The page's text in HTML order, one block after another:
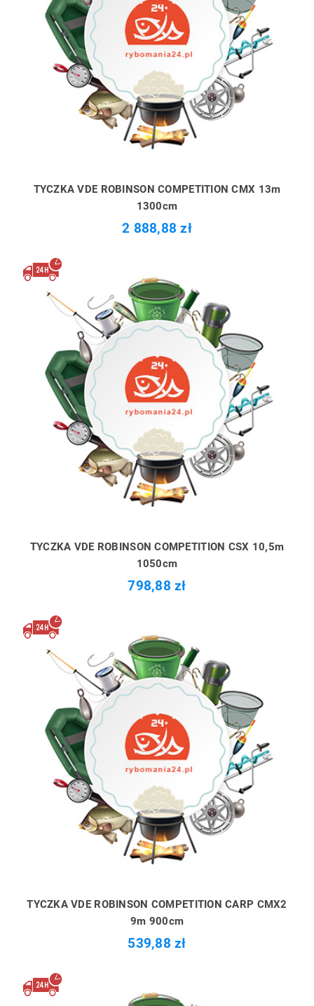
TYCZKA VDE ROBINSON COMPETITION CMX 13m
1300cm
2 888,88 zł
TYCZKA VDE ROBINSON COMPETITION CSX 10,5m
1050cm
798,88 zł
TYCZKA VDE ROBINSON COMPETITION CARP CMX2
9m 900cm
539,88 zł